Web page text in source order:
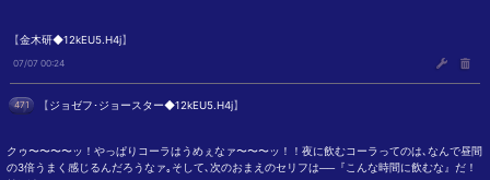
【金木研◆12kEU5.H4j】
07/07 00:24
471 【ジョゼフ･ジョースター◆12kEU5.H4j】
クゥ〜〜〜〜ッ！やっぱりコーラはうめぇなァ〜〜〜ッ！！夜に飲むコーラってのは､なんで昼間
の3倍うまく感じるんだろうなァ｡そして､次のおまえのセリフは──『こんな時間に飲むな』だ！